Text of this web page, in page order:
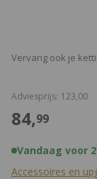
Vervang ook je
Adviesprijs: €123,00
€
84,99
Vandaag voor
Accessoires en